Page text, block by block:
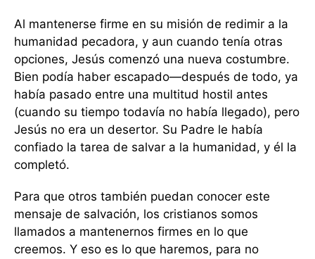
Al mantenerse firme en su misión de redimir a la
humanidad pecadora, y aun cuando tenía otras
opciones, Jesús comenzó una nueva costumbre.
Bien podía haber escapado—después de todo, ya
había pasado entre una multitud hostil antes
(cuando su tiempo todavía no había llegado), pero
Jesús no era un desertor. Su Padre le había
confiado la tarea de salvar a la humanidad, y él la
completó.
Para que otros también puedan conocer este
mensaje de salvación, los cristianos somos
llamados a mantenernos firmes en lo que
creemos. Y eso es lo que haremos, para no